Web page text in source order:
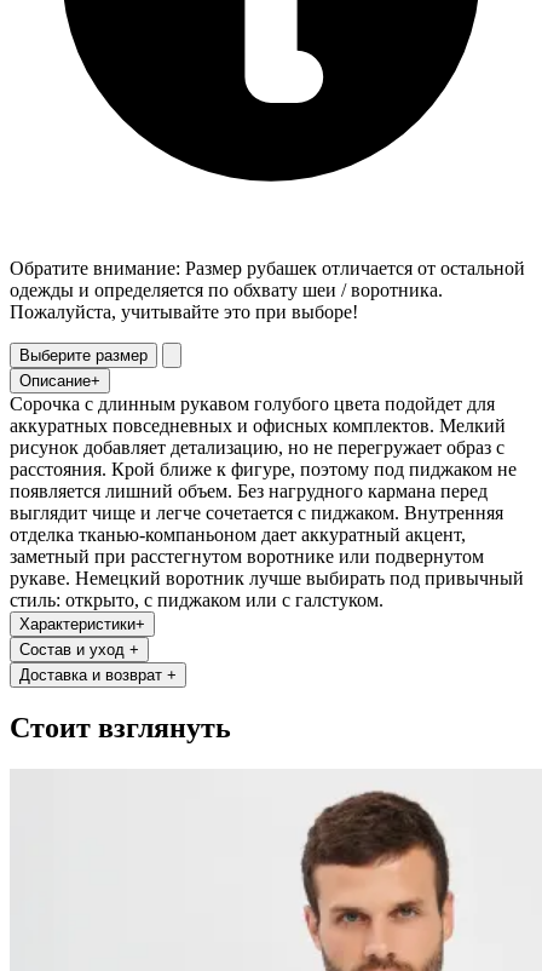
Обратите внимание: Размер рубашек отличается от остальной
одежды и определяется по обхвату шеи / воротника.
Пожалуйста, учитывайте это при выборе!
Выберите размер
Описание+
Сорочка с длинным рукавом голубого цвета подойдет для
аккуратных повседневных и офисных комплектов. Мелкий
рисунок добавляет детализацию, но не перегружает образ с
расстояния. Крой ближе к фигуре, поэтому под пиджаком не
появляется лишний объем. Без нагрудного кармана перед
выглядит чище и легче сочетается с пиджаком. Внутренняя
отделка тканью-компаньоном дает аккуратный акцент,
заметный при расстегнутом воротнике или подвернутом
рукаве. Немецкий воротник лучше выбирать под привычный
стиль: открыто, с пиджаком или с галстуком.
Характеристики+
Состав и уход +
Доставка и возврат +
Стоит взглянуть